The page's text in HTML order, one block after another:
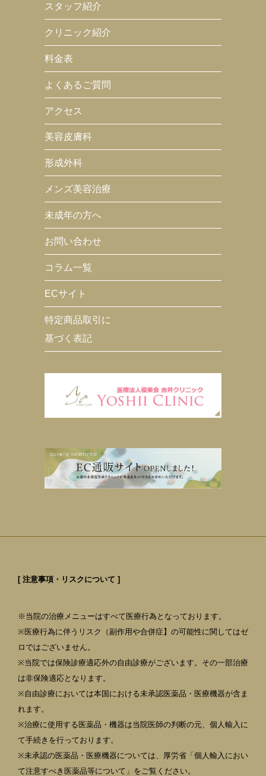
スタッフ紹介
クリニック紹介
料金表
よくあるご質問
アクセス
美容皮膚科
形成外科
メンズ美容治療
未成年の方へ
お問い合わせ
コラム一覧
ECサイト
特定商品取引に
基づく表記
[ 注意事項・リスクについて ]
※当院の治療メニューはすべて医療行為となっております。
※医療行為に伴うリスク（副作用や合併症】の可能性に関してはゼ
ロではございません。
※当院では保険診療適応外の自由診療がございます。その一部治療
は非保険適応となります。
※自由診療においては本国における未承認医薬品・医療機器が含ま
れます。
※治療に使用する医薬品・機器は当院医師の判断の元、個人輸入に
て手続きを行っております。
※未承認の医薬品・医療機器については、厚労省「個人輸入におい
て注意すべき医薬品等について」をご覧ください。